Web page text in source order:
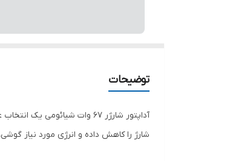
توضیحات
شارژ را کاهش داده و انرژی مورد نیاز